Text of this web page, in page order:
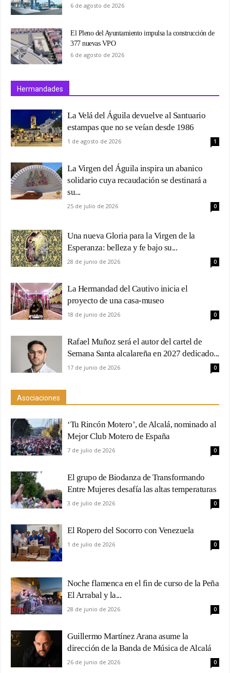
6 de agosto de 2026
El Pleno del Ayuntamiento impulsa la construcción de
377 nuevas VPO
6 de agosto de 2026
Hermandades
La Velá del Águila devuelve al Santuario
estampas que no se veían desde 1986
1 de agosto de 2026 1
La Virgen del Águila inspira un abanico
solidario cuya recaudación se destinará a
su...
25 de julio de 2026 0
Una nueva Gloria para la Virgen de la
Esperanza: belleza y fe bajo su...
28 de junio de 2026 0
La Hermandad del Cautivo inicia el
proyecto de una casa-museo
18 de junio de 2026 0
Rafael Muñoz será el autor del cartel de
Semana Santa alcalareña en 2027 dedicado...
17 de junio de 2026 0
Asociaciones
‘Tu Rincón Motero’, de Alcalá, nominado al
Mejor Club Motero de España
7 de julio de 2026 0
El grupo de Biodanza de Transformando
Entre Mujeres desafía las altas temperaturas
3 de julio de 2026 0
El Ropero del Socorro con Venezuela
1 de julio de 2026 0
Noche flamenca en el fin de curso de la Peña
El Arrabal y la...
28 de junio de 2026 0
Guillermo Martínez Arana asume la
dirección de la Banda de Música de Alcalá
26 de junio de 2026 0